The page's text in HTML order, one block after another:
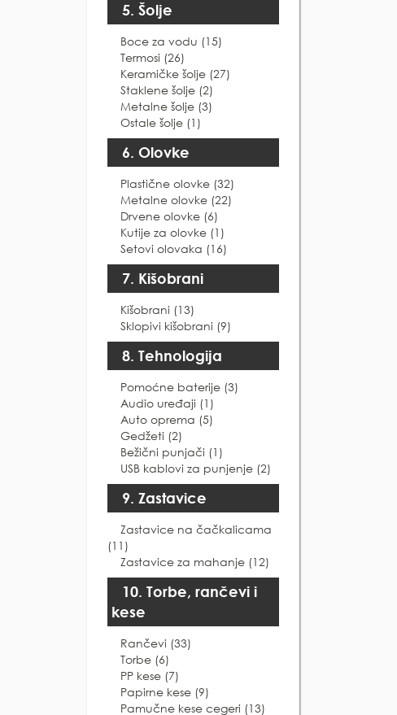
5. Šolje
Boce za vodu (15)
Termosi (26)
Keramičke šolje (27)
Staklene šolje (2)
Metalne šolje (3)
Ostale šolje (1)
6. Olovke
Plastične olovke (32)
Metalne olovke (22)
Drvene olovke (6)
Kutije za olovke (1)
Setovi olovaka (16)
7. Kišobrani
Kišobrani (13)
Sklopivi kišobrani (9)
8. Tehnologija
Pomoćne baterije (3)
Audio uređaji (1)
Auto oprema (5)
Gedžeti (2)
Bežični punjači (1)
USB kablovi za punjenje (2)
9. Zastavice
Zastavice na čačkalicama
(11)
Zastavice za mahanje (12)
10. Torbe, rančevi i
kese
Rančevi (33)
Torbe (6)
PP kese (7)
Papirne kese (9)
Pamučne kese cegeri (13)